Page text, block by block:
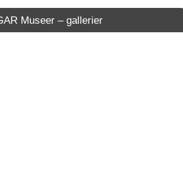
Museer – gallerier